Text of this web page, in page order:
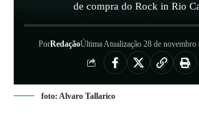
de compra do Rock in Rio
PorRedaçãoÚltima Atualização 28 de novembro
foto: Alvaro Tallarico